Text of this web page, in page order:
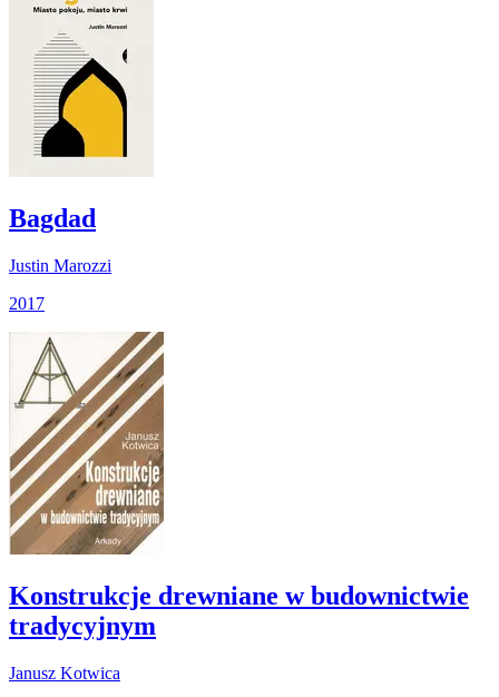
Bagdad
Justin Marozzi
2017
Konstrukcje drewniane w budownictwie
tradycyjnym
Janusz Kotwica